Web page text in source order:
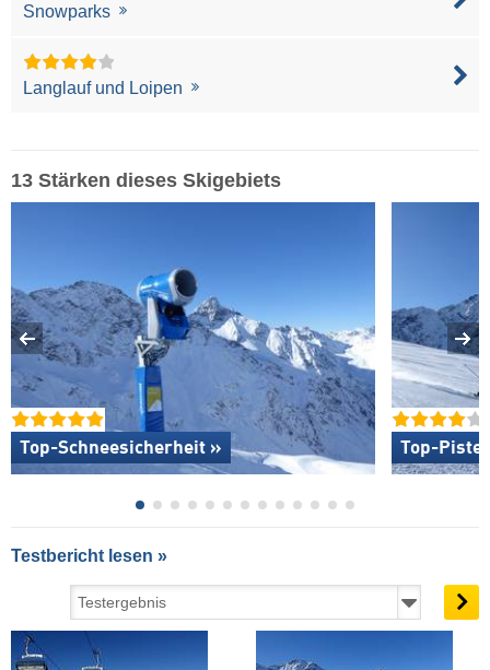
Snowparks
Langlauf und Loipen
13 Stärken dieses Skigebiets
Top-Schneesicherheit » Top-
Testbericht lesen »